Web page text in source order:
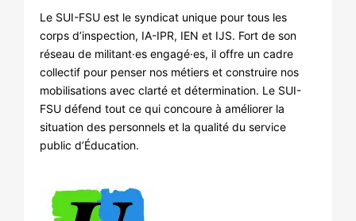
Le SUI-FSU est le syndicat unique pour tous les
corps d’inspection, IA-IPR, IEN et IJS. Fort de son
réseau de militant·es engagé·es, il offre un cadre
collectif pour penser nos métiers et construire nos
mobilisations avec clarté et détermination. Le SUI-
FSU défend tout ce qui concoure à améliorer la
situation des personnels et la qualité du service
public d’Éducation.